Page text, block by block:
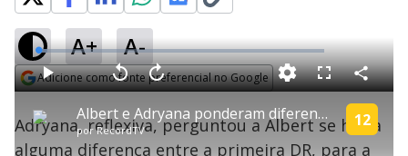
A+ A-
Adicione como fonte preferencial no Google
P Albert e Adryana ponderam diferenças entre primeira e terceira DR | Power Couple Brasil 6
porRecordTV
12
P V
t
a
r
0
A
n
a
L
o
a
d
e
3
.
2
8
%
F
l
s
c
e
C
o
m
p
a
i
Adryana, reflexiva, perguntou a Albert se havia
alguma diferença entre a primeira DR, para a